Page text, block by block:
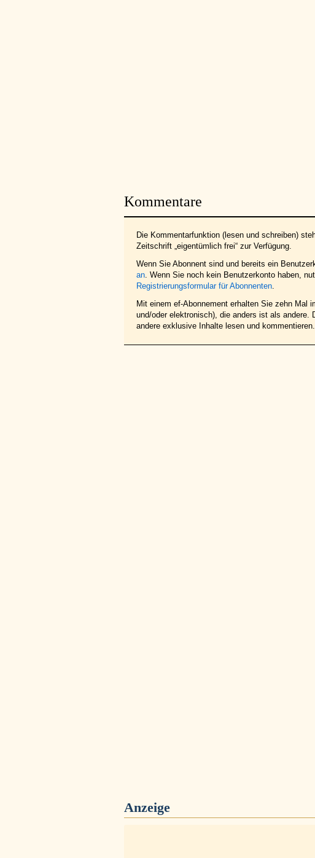
Kommentare
Die Kommentarfunktion (lesen und schreiben)
Zeitschrift „eigentümlich frei“ zur Verfügung.
Wenn Sie Abonnent sind und bereits ein
an. Wenn Sie noch kein Benutzerkonto haben,
Registrierungsformular für Abonnenten.
Mit einem ef-Abonnement erhalten Sie zehn Mal
und/oder elektronisch), die anders ist als andere.
andere exklusive Inhalte lesen und kommentieren.
Anzeige